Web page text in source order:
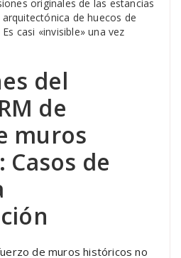
originales de las estancias
de huecos de
casi «invisible» una vez
del
de
muros
de
de muros históricos no